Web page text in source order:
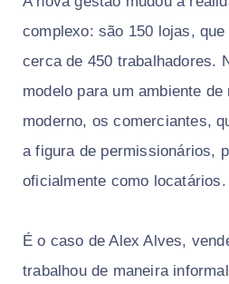
complexo: são 150 lojas,
cerca de 450 trabalhadores.
modelo para um ambiente
moderno, os comerciantes,
a figura de permissionários,
oficialmente como locatários.
É o caso de Alex Alves,
trabalhou de maneira